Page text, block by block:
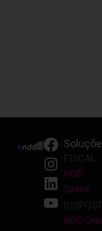
F
a
c
e
b
I
n
s
t
a
L
i
n
k
e
Y
o
u
t
u
NDD
Space
NDD